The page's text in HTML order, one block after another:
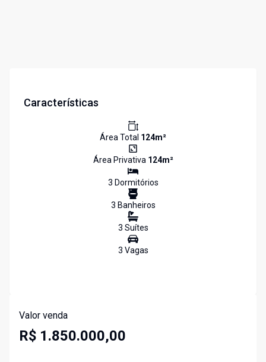
Características
Área Total 124m²
Área Privativa 124m²
3 Dormitórios
3 Banheiros
3 Suítes
3 Vagas
Valor venda
R$ 1.850.000,00